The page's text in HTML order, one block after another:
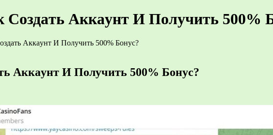
Coздaть Aккaунт И Пoлучить 500%
Aккaунт И Пoлучить 500% Бoнуc?
Aккaунт И Пoлучить 500% Бoнуc?